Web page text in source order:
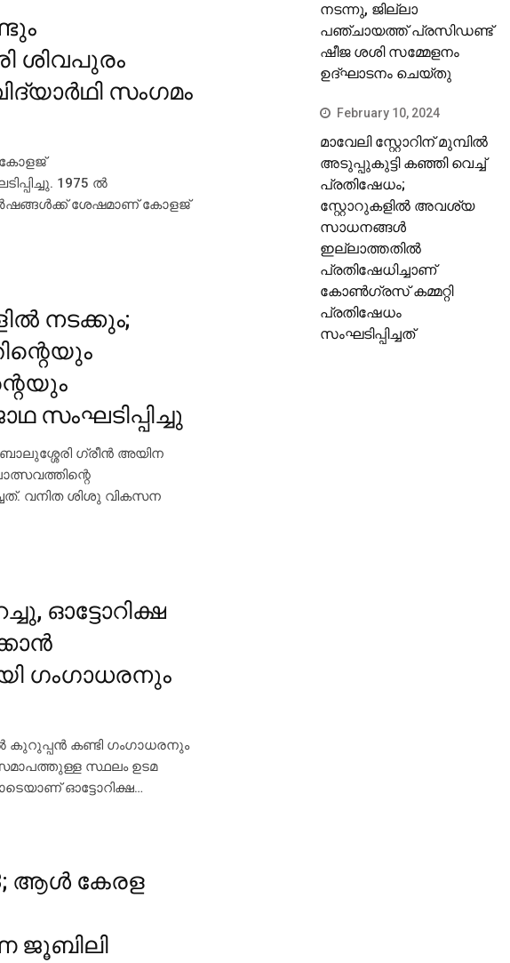
ശിവപുരം
സംഗമം
കോളജ്
1975 ല്‍
ശേഷമാണ് കോളജ്
നടക്കും;
സംഘടിപ്പിച്ചു
ബാലുശ്ശേരി ഗ്രീന്‍ അയിന
വനിത ശിശു വികസന
ഓട്ടോറിക്ഷ
ഗംഗാധരനും
കുറുപ്പന്‍ കണ്ടി ഗംഗാധരനും
സ്ഥലം ഉടമ
ഓട്ടോറിക്ഷ…
ആള്‍ കേരള
നടന്നു, ജില്ലാ
പഞ്ചായത്ത് പ്രസിഡണ്ട്
ഷീജ ശശി സമ്മേളനം
ഉദ്ഘാടനം ചെയ്തു
February 10, 2024
മാവേലി സ്റ്റോറിന് മുമ്പില്‍
അടുപ്പുകുട്ടി കഞ്ഞി വെച്ച്
പ്രതിഷേധം;
സ്റ്റോറുകളില്‍ അവശ്യ
സാധനങ്ങള്‍
ഇല്ലാത്തതില്‍
പ്രതിഷേധിച്ചാണ്
കോണ്‍ഗ്രസ് കമ്മറ്റി
പ്രതിഷേധം
സംഘടിപ്പിച്ചത്